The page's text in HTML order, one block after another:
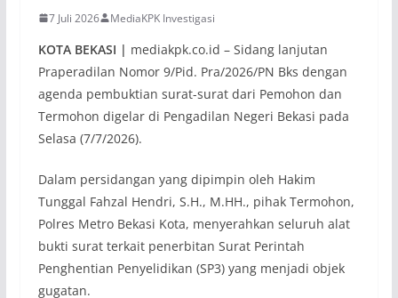
7 Juli 2026 MediaKPK Investigasi
KOTA BEKASI | mediakpk.co.id – Sidang lanjutan
Praperadilan Nomor 9/Pid. Pra/2026/PN Bks dengan
agenda pembuktian surat-surat dari Pemohon dan
Termohon digelar di Pengadilan Negeri Bekasi pada
Selasa (7/7/2026).
Dalam persidangan yang dipimpin oleh Hakim
Tunggal Fahzal Hendri, S.H., M.HH., pihak Termohon,
Polres Metro Bekasi Kota, menyerahkan seluruh alat
bukti surat terkait penerbitan Surat Perintah
Penghentian Penyelidikan (SP3) yang menjadi objek
gugatan.